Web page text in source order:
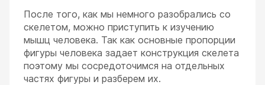
После того, как мы немного разобрались со
скелетом, можно приступить к изучению
мышц человека. Так как основные пропорции
фигуры человека задает конструкция скелета
поэтому мы сосредоточимся на отдельных
частях фигуры и разберем их.